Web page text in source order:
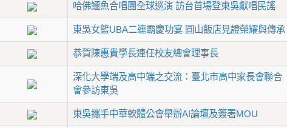
哈佛鱷魚合唱團全球巡演 訪台首場登東吳獻唱民謠
東吳女籃UBA二連霸慶功宴 圓山飯店見證榮耀與傳承
恭賀陳惠貴學長連任校友總會理事長
深化大學端及高中端之交流：臺北市高中家長會聯合
會參訪東吳
東吳攜手中華軟體公會舉辦AI論壇及簽署MOU